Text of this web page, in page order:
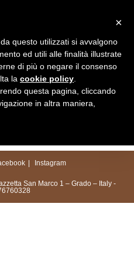
Menu
Instagram
San Marco 1 – Grado – Italy -
×
questo utilizzati si avvalgono
ed utili alle finalità illustrate
di più o negare il consenso
la cookie policy
questa pagina, cliccando
in altra maniera,